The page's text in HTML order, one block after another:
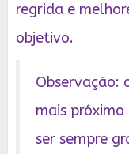
regrida e
objetivo.
Observação:
mais
ser sempre